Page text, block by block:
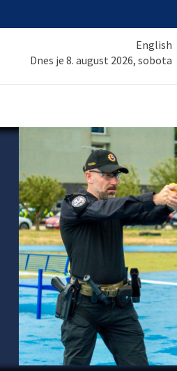
English
Dnes je 8. august 2026, sobota